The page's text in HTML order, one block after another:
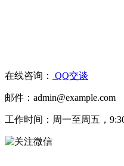
在线咨询： QQ交谈
邮件：admin@example.com
工作时间：周一至周五，